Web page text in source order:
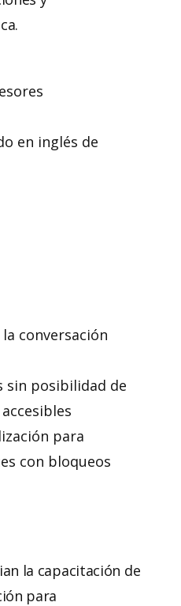
en inglés de
conversación
sin posibilidad de
para
con bloqueos
la capacitación de
para